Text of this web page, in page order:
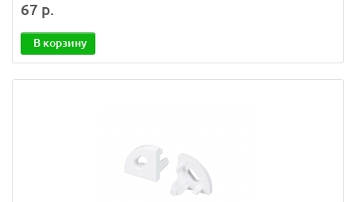
67 р.
В корзину